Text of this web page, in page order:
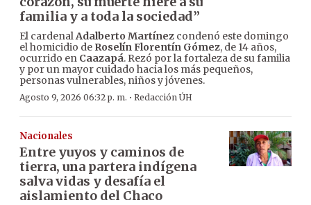
familia y a toda la sociedad”
El cardenalAdalberto Martínez condenó este domingo
el homicidio de Roselín Florentín Gómez, de 14 años,
ocurrido en Caazapá. Rezó por la fortaleza de su familia
y por un mayor cuidado hacia los más pequeños,
personas vulnerables, niños y jóvenes.
Agosto 9, 2026 06:32 p. m. · Redacción ÚH
Nacionales
Entre yuyos y caminos de
tierra, una partera indígena
salva vidas y desafía el
aislamiento del Chaco